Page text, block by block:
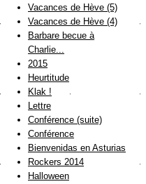
Vacances de Hève (5)
Vacances de Hève (4)
Barbare becue à
Charlie...
2015
Heurtitude
Klak !
Lettre
Conférence (suite)
Conférence
Bienvenidas en Asturias
Rockers 2014
Halloween